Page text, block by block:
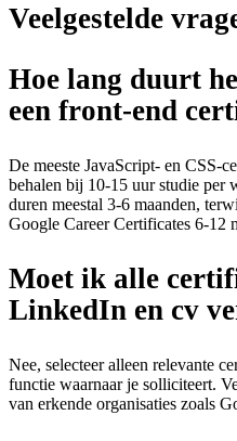
Veelgestelde
Hoe lang duurt
een front-end
De meeste JavaScript- en CSS-
behalen bij 10-15 uur studie per
duren meestal 3-6 maanden,
Google Career Certificates 6-12
Moet ik alle
LinkedIn en cv
Nee, selecteer alleen relevante
functie waarnaar je solliciteert.
van erkende organisaties zoals